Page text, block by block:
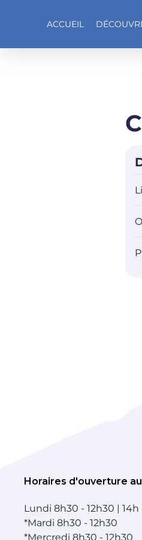
ACCUEIL
Horaires d'ouverture
Lundi 8h30 - 12h30 | 14h
*Mardi 8h30 - 12h30
*Mercredi 8h30 - 12h30